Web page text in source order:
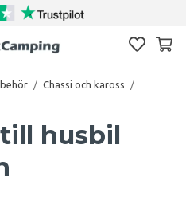
/ Chassi och kaross
/
husbil